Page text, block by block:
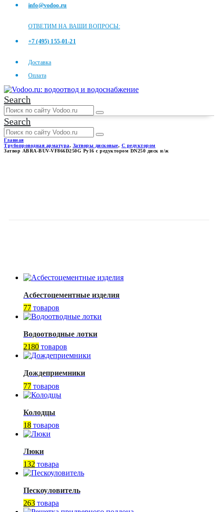
info@vodoo.ru
ОТВЕТИМ НА ВАШИ ВОПРОСЫ:
+7 (495) 155-01-21
Доставка
Оплата
Search
Search
Главная
Трубопроводная арматура, Затворы дисковые, С редуктором
Затвор ABRA-BUV-VF866D250G Ру16 с редуктором DN250 диск н/ж
Асбестоцементные изделия
77 товаров
Водоотводные лотки
2180 товаров
Дождеприемники
77 товаров
Колодцы
18 товаров
Люки
132 товара
Пескоуловитель
263 товара